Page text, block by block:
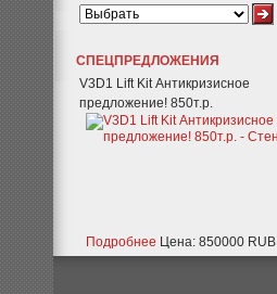
СПЕЦПРЕДЛОЖЕНИЯ
V3D1 Lift Kit Антикризисное
предложение! 850т.р.
Подробнее Цена: 850000 RUB